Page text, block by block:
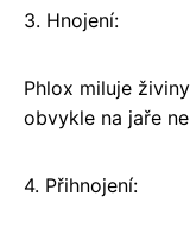
3. Hnojení:
Phlox miluje
obvykle na jaře
4. Přihnojení: